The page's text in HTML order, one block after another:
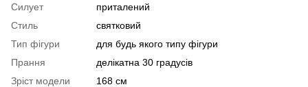
Силует
приталений
Стиль
святковий
Тип фігури
для будь якого типу фігури
Прання
делікатна 30 градусів
Зріст модели
168 см